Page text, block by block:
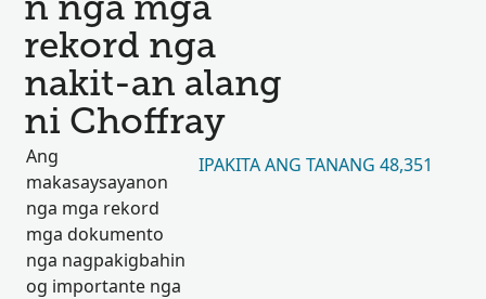
n nga mga
rekord nga
nakit-an alang
ni Choffray
Ang
makasaysayanon
nga mga rekord
mga dokumento
nga nagpakigbahin
og importante nga
IPAKITA ANG TANANG 48,351